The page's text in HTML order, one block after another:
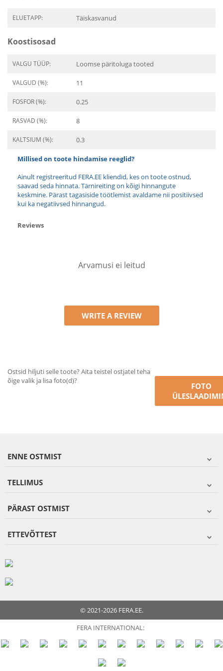
ELUETAPP: Täiskasvanud
Koostisosad
VALGU TÜÜP: Loomse päritoluga tooted
VALGUD (%): 11
FOSFOR (%): 0.25
RASVAD (%): 8
KALTSIUM (%): 0.3
Millised on toote hindamise reeglid?
Ainult registreeritud FERA.EE kliendid, kes on toote ostnud,
saavad seda hinnata. Tärnireiting on kõigi hinnangute
keskmine. Pärast tagasiside töötlemist avaldame nii positiivsed
kui ka negatiivsed hinnangud.
Reviews
Arvamusi ei leitud
WRITE A REVIEW
Ostsid hiljuti selle toote? Aita teistel ostjatel teha
õige valik ja lisa foto(d)?
FOTO
ENNE OSTMIST
TELLIMUS
PÄRAST OSTMIST
ETTEVÕTTEST
© 2021-2026 FERA.EE.
FERA INTERNATIONAL: